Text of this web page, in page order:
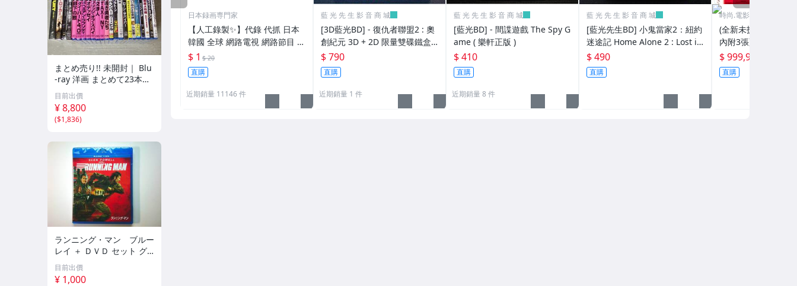
日本録画専門家
【人工錄製✨】代錄 代抓 日本
韓國 全球 網路電視 網路節目 直
播 串流 OTT VOD 日本録画専門
家 MP4 TS
$ 1 $ 20
直購
近期銷量 11146 件
藍 光 先 生 影 音 商 城
[3D藍光BD] - 復仇者聯盟2 : 奧
創紀元 3D + 2D 限量雙碟鐵盒
版 ( 得利公司貨 )
$ 790
直購
近期銷量 1 件
藍 光 先 生 影 音 商 城
[藍光BD] - 間諜遊戲 The Spy G
ame ( 樂軒正版 )
$ 410
直購
近期銷量 8 件
藍 光 先 生 影 音 商 城
[藍光先生BD] 小鬼當家2：紐約
迷途記 Home Alone 2 : Lost in
New York
$ 490
直購
時尚.電影.音樂.棒球
(全新未拆封)2018
內附3張藍光(得利公
價
$ 999,999
直購
まとめ売り!! 未開封｜ Blu
-ray 洋画 まとめて23本セ
ット!! プラトーン/オデッ
セイ/ボヘミアン・ラプソ
ディ/フューリー/スパイダ
ーマン3/他
目前出價
¥ 8,800
($1,836)
ランニング・マン ブルー
レイ ＋ ＤＶＤ セット グ
レン・パウエル エドガ
ー・ライト
目前出價
¥ 1,000